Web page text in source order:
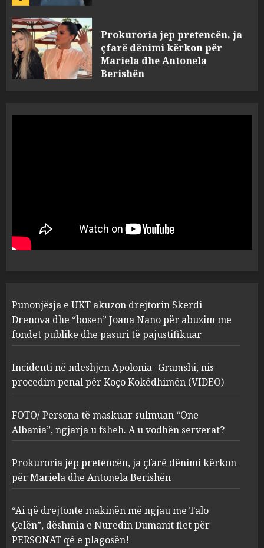
4
çfarë dënimi kërkon për
Mariela dhe Antonela
Berishën
MARCH 25, 2025
1
“bosen” Joana Nano për
abuzim me fondet publike dhe
pasuri të pajustifikuar
2
Apolonia- Gramshi, nis
procedim penal për Koço
Kokëdhimën (VIDEO)
MARCH 27, 2025
3
FOTO/ Persona të maskuar
sulmuan “One Albania”,
ngjarja u fsheh. A u vodhën
serverat?
MARCH 25, 2025
4
Prokuroria jep pretencën, ja
çfarë dënimi kërkon për
Berishën
MARCH 25, 2025
Punonjësja e UKT akuzon drejtorin Skerdi
Drenova dhe “bosen” Joana Nano për abuzim me
fondet publike dhe pasuri të pajustifikuar
Incidenti në ndeshjen Apolonia- Gramshi, nis
procedim penal për Koço Kokëdhimën (VIDEO)
FOTO/ Persona të maskuar sulmuan “One
Albania”, ngjarja u fsheh. A u vodhën serverat?
Prokuroria jep pretencën, ja çfarë dënimi kërkon
për Mariela dhe Antonela Berishën
“Ai që drejtonte makinën më ngjau me Talo
Çelën”, dëshmia e Nuredin Dumanit flet për
PERSONAT që e plagosën!